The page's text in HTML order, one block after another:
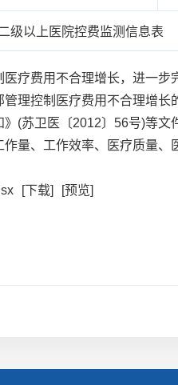
级以上医院控费监测信息表
费用不合理增长，进一步
理控制医疗费用不合理增
(苏卫医〔2012〕56号)等
作量、工作效率、医疗质量
[下载] [预览]